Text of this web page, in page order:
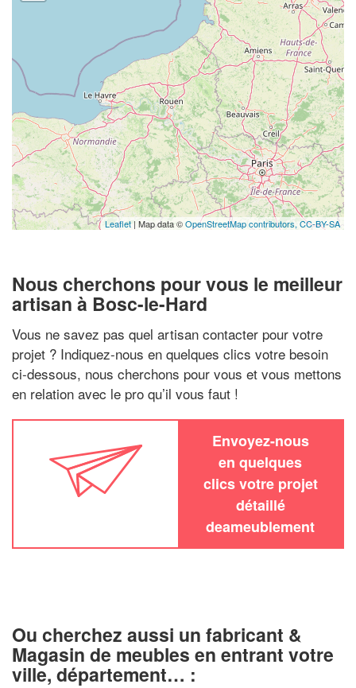
Leaflet | Map data ©OpenStreetMap contributors, CC-BY-SA
Nous cherchons pour vous le meilleur
artisan à Bosc-le-Hard
Vous ne savez pas quel artisan contacter pour votre
projet ? Indiquez-nous en quelques clics votre besoin
ci-dessous, nous cherchons pour vous et vous mettons
en relation avec le pro qu’il vous faut !
Envoyez-nous
en quelques
clics votre projet
détaillé
deameublement
Ou cherchez aussi un fabricant &
Magasin de meubles en entrant votre
ville, département… :